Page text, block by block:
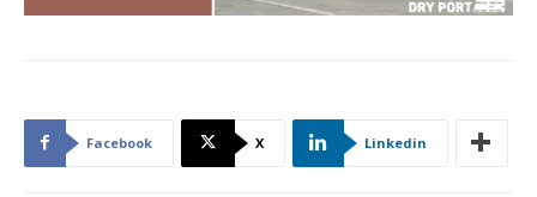
Facebook X Linkedin